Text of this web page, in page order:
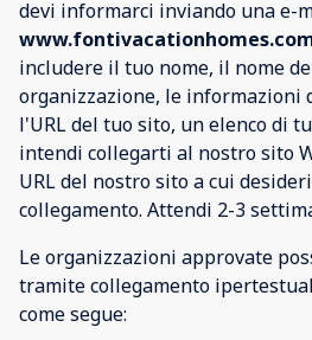
devi informarci inviando una e-
includere il tuo nome, il nome
organizzazione, le informazioni
l'URL del tuo sito, un elenco di
intendi collegarti al nostro sito
URL del nostro sito a cui
collegamento. Attendi 2-3
Le organizzazioni approvate
tramite collegamento
come segue: